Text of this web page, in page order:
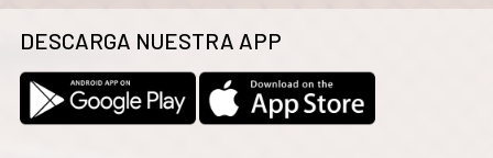
DESCARGA NUESTRA APP